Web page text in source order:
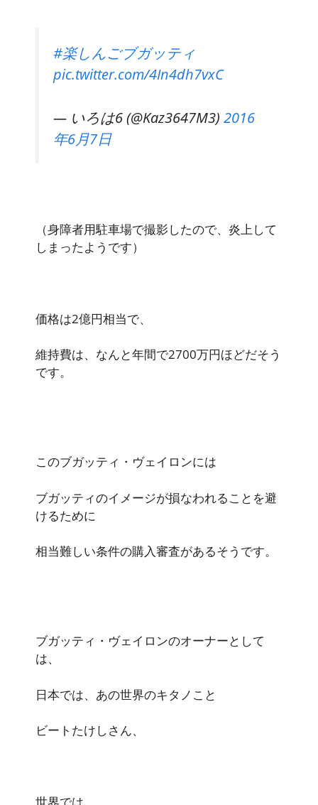
#楽しんごブガッティ
pic.twitter.com/4In4dh7vxC
— いろは6 (@Kaz3647M3) 2016
年6月7日
（身障者用駐車場で撮影したので、炎上して
しまったようです）
価格は2億円相当で、
維持費は、なんと年間で2700万円ほどだそう
です。
このブガッティ・ヴェイロンには
ブガッティのイメージが損なわれることを避
けるために
相当難しい条件の購入審査があるそうです。
ブガッティ・ヴェイロンのオーナーとして
は、
日本では、あの世界のキタノこと
ビートたけしさん、